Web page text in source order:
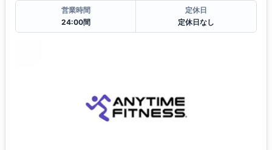
営業時間
24:00間
定休日
定休日なし